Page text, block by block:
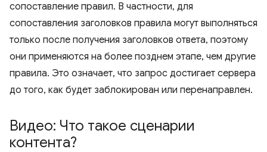
сопоставление правил. В частности, для
сопоставления заголовков правила могут выполняться
только после получения заголовков ответа, поэтому
они применяются на более позднем этапе, чем другие
правила. Это означает, что запрос достигает сервера
до того, как будет заблокирован или перенаправлен.
Видео: Что такое сценарии
контента?